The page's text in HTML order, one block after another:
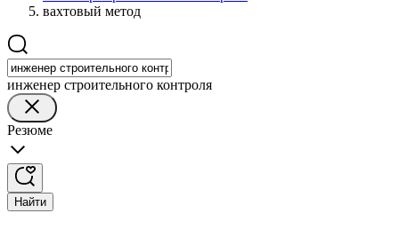
вахтовый метод
инженер строительного контроля
Резюме
Найти